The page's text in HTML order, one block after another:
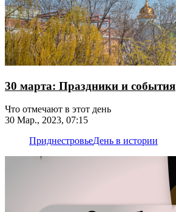
30 марта: Праздники и события
​​​​​​​Что отмечают в этот день
30 Мар., 2023, 07:15
ПриднестровьеДень в истории